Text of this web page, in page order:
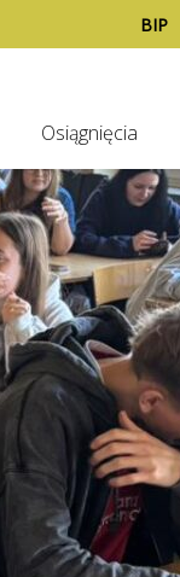
BIP
Osiągnięcia